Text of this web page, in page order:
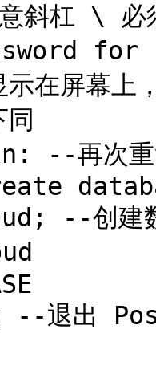
斜杠 \ 必
示在屏幕
再次重
--创建
出